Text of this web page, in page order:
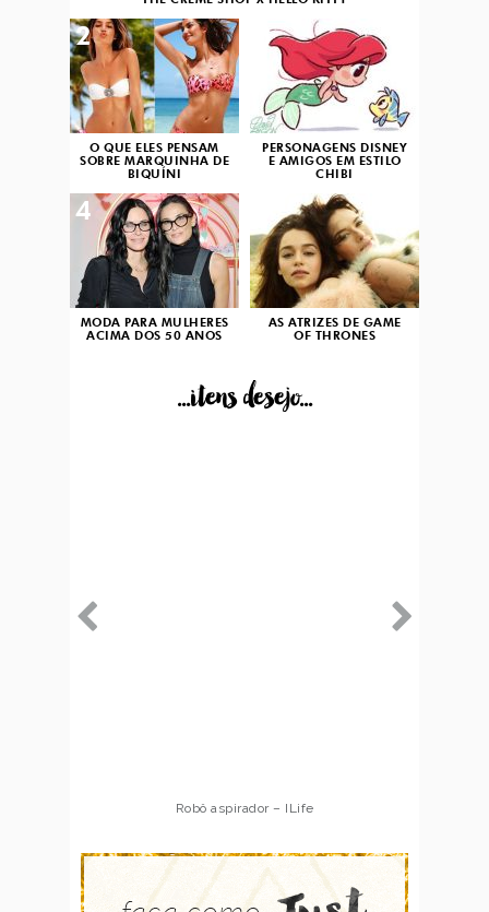
O QUE ELES PENSAM
SOBRE MARQUINHA DE
BIQUÍNI
2
PERSONAGENS DISNEY
E AMIGOS EM ESTILO
CHIBI
3
MODA PARA MULHERES
ACIMA DOS 50 ANOS
4
AS ATRIZES DE GAME
OF THRONES
...itens desejo...
Robô aspirador – ILife